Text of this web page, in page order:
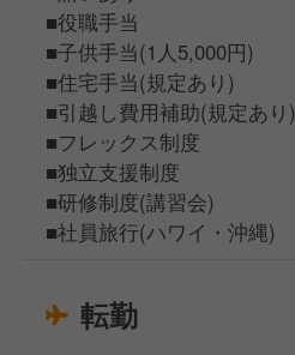
■役職手当
■子供手当(1人5,000円)
■住宅手当(規定あり)
■引越し費用補助(規定あり)
■フレックス制度
■独立支援制度
■研修制度(講習会)
■社員旅行(ハワイ・沖縄)
転勤